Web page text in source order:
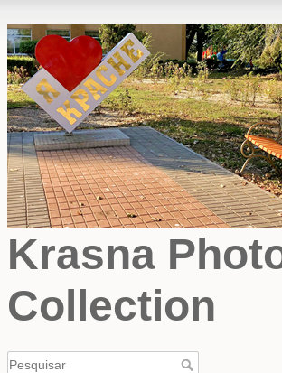
Krasna
Collection